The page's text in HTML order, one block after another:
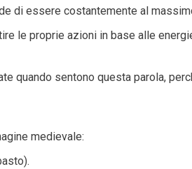
di essere costantemente al
le proprie azioni in base alle
sentono questa parola,
medievale: